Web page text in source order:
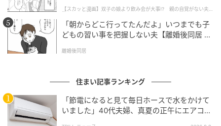
となります。
ライター：S.K（マンション管理士）
不動産管理会社で10年以上の現場実務に携わり、業界
る。現在はライターとして、自身の豊富な経験・知見
をもとに、一次情報を盛り込んだ不動産記事を多数執
筆している。
【スカッと漫画】双子の娘より飲み会が大事!? 親の自覚がない夫を
懲らしめた話
「朝からどこ行ってたんだよ」いつまでも子
どもの習い事を把握しない夫【離婚後同居 Vo
離婚後同居
住まい記事ランキング
「節電になると見て毎日ホースで水をかけて
いました」40代夫婦、真夏の正午にエアコン